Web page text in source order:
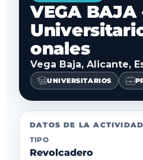
VEGA BAJA
onales
Vega Baja, Alicante,
UNIVERSITARIOS
DATOS DE LA ACTIVIDAD
TIPO
Revolcadero